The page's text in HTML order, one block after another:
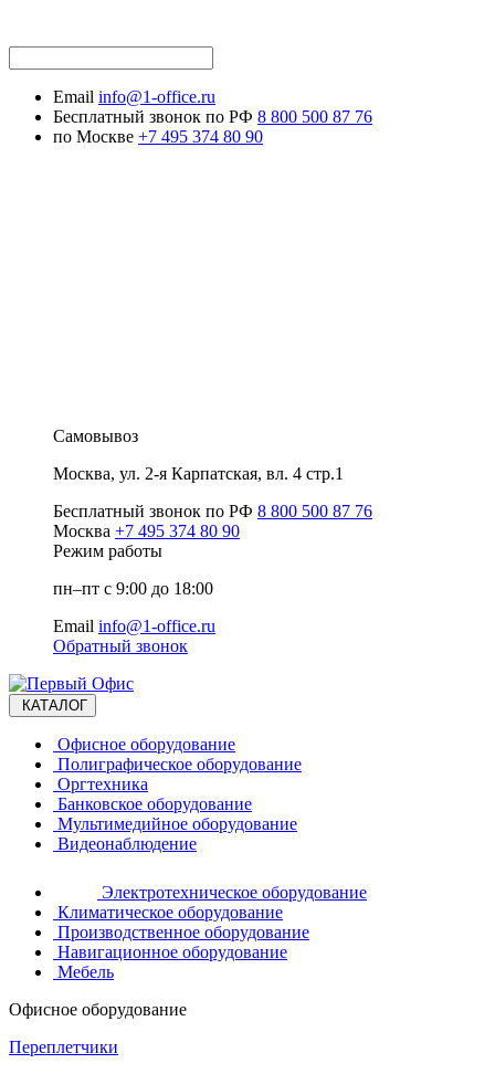
Email info@1-office.ru
Бесплатный звонок по РФ 8 800 500 87 76
по Москве +7 495 374 80 90
Самовывоз
Москва, ул. 2-я Карпатская, вл. 4 стр.1
Бесплатный звонок по РФ 8 800 500 87 76
Москва +7 495 374 80 90
Режим работы
пн–пт с 9:00 до 18:00
Email info@1-office.ru
Обратный звонок
КАТАЛОГ
Офисное оборудование
Полиграфическое оборудование
Оргтехника
Банковское оборудование
Мультимедийное оборудование
Видеонаблюдение
Электротехническое оборудование
Климатическое оборудование
Производственное оборудование
Навигационное оборудование
Мебель
Офисное оборудование
Переплетчики